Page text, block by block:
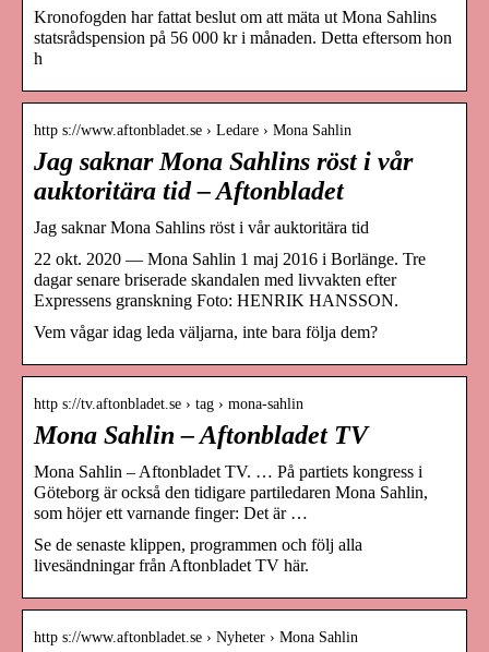
Kronofogden har fattat beslut om att mäta ut Mona Sahlins
statsrådspension på 56 000 kr i månaden. Detta eftersom hon
h
http s://www.aftonbladet.se › Ledare › Mona Sahlin
Jag saknar Mona Sahlins röst i vår
auktoritära tid – Aftonbladet
Jag saknar Mona Sahlins röst i vår auktoritära tid
22 okt. 2020 — Mona Sahlin 1 maj 2016 i Borlänge. Tre
dagar senare briserade skandalen med livvakten efter
Expressens granskning Foto: HENRIK HANSSON.
Vem vågar idag leda väljarna, inte bara följa dem?
http s://tv.aftonbladet.se › tag › mona-sahlin
Mona Sahlin – Aftonbladet TV
Mona Sahlin – Aftonbladet TV. … På partiets kongress i
Göteborg är också den tidigare partiledaren Mona Sahlin,
som höjer ett varnande finger: Det är …
Se de senaste klippen, programmen och följ alla
livesändningar från Aftonbladet TV här.
http s://www.aftonbladet.se › Nyheter › Mona Sahlin